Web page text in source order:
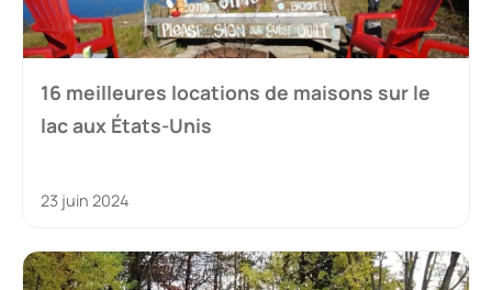
16 meilleures locations de maisons sur le
lac aux États-Unis
23 juin 2024